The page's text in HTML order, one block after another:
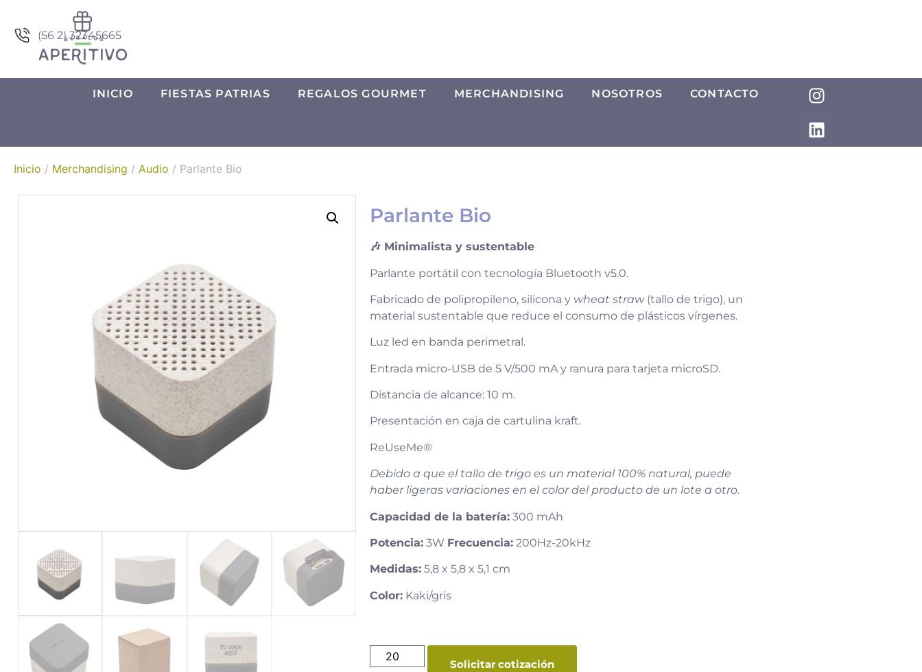
(56 2) 32345665
INICIO FIESTAS PATRIAS REGALOS GOURMET MERCHANDISING NOSOTROS CONTACTO
Inicio / Merchandising / Audio / Parlante Bio
Parlante Bio
🎶 Minimalista y sustentable
Parlante portátil con tecnología Bluetooth v5.0.
Fabricado de polipropileno, silicona y wheat straw (tallo de trigo), un
material sustentable que reduce el consumo de plásticos vírgenes.
Luz led en banda perimetral.
Entrada micro-USB de 5 V/500 mA y ranura para tarjeta microSD.
Distancia de alcance: 10 m.
Presentación en caja de cartulina kraft.
ReUseMe®
Debido a que el tallo de trigo es un material 100% natural, puede
haber ligeras variaciones en el color del producto de un lote a otro.
Capacidad de la batería: 300 mAh
Potencia: 3W Frecuencia: 200Hz-20kHz
Medidas: 5,8 x 5,8 x 5,1 cm
Color: Kaki/gris
Solicitar cotización